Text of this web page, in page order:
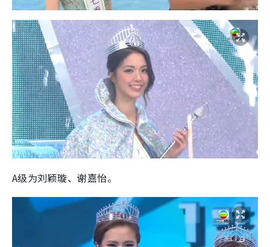
A级为刘颖璇、谢嘉怡。